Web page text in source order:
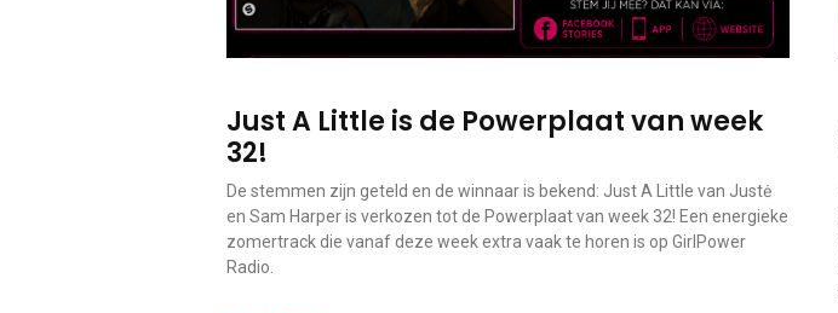
Just A Little is de Powerplaat van week
32!
De stemmen zijn geteld en de winnaar is bekend: Just A Little van Justė
en Sam Harper is verkozen tot de Powerplaat van week 32! Een energieke
zomertrack die vanaf deze week extra vaak te horen is op GirlPower
Radio.